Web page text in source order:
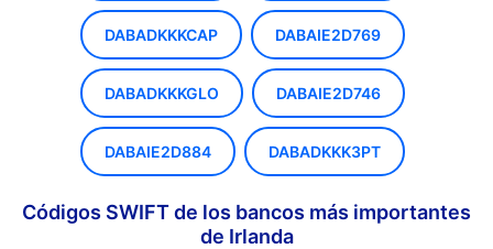
DABADKKKCAP DABAIE2D769
DABADKKKGLO DABAIE2D746
DABAIE2D884 DABADKKK3PT
Códigos SWIFT de los bancos más importantes
de Irlanda